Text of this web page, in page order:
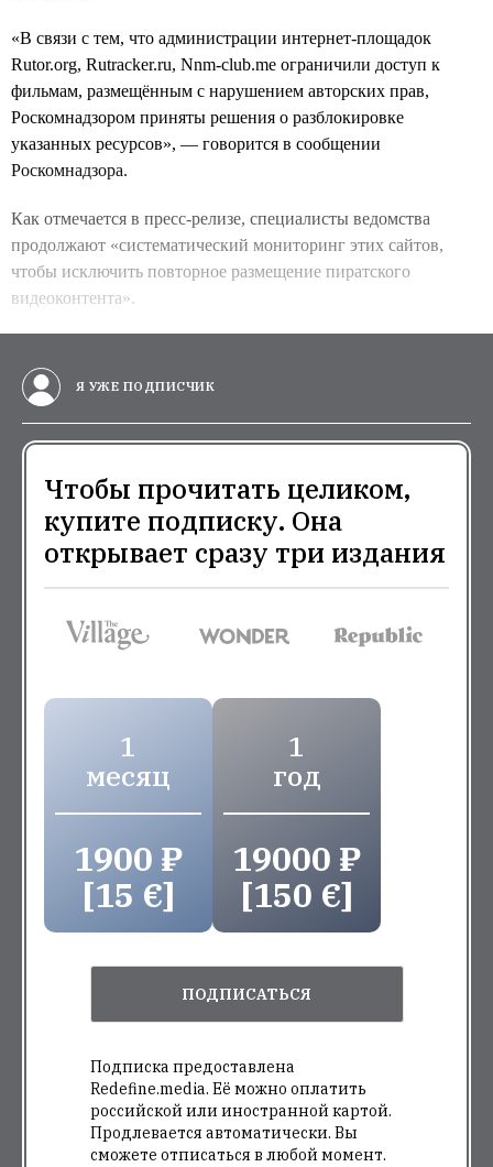
«В связи с тем, что администрации интернет-площадок
Rutor.org, Rutracker.ru, Nnm-club.me ограничили доступ к
фильмам, размещённым с нарушением авторских прав,
Роскомнадзором приняты решения о разблокировке
указанных ресурсов», — говорится в сообщении
Роскомнадзора.
Как отмечается в пресс-релизе, специалисты ведомства
продолжают «систематический мониторинг этих сайтов,
чтобы исключить повторное размещение пиратского
видеоконтента».
Я УЖЕ ПОДПИСЧИК
Чтобы прочитать целиком,
купите подписку. Она
открывает сразу три издания
1
месяц
1900 ₽
[15 €]
1
год
19000 ₽
[150 €]
ПОДПИСАТЬСЯ
Подписка предоставлена
Redefine.media. Её можно оплатить
российской или иностранной картой.
Продлевается автоматически. Вы
сможете отписаться в любой момент.